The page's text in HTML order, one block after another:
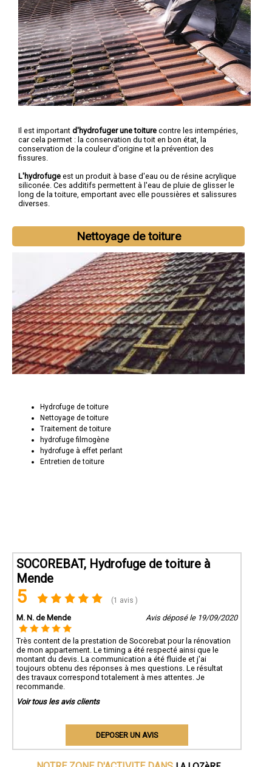
Il est important d'hydrofuger une toiture contre les intempéries,
car cela permet : la conservation du toit en bon état, la
conservation de la couleur d'origine et la prévention des
fissures.
L'hydrofuge est un produit à base d'eau ou de résine acrylique
siliconée. Ces additifs permettent à l'eau de pluie de glisser le
long de la toiture, emportant avec elle poussières et salissures
diverses.
Nettoyage de toiture
Hydrofuge de toiture
Nettoyage de toiture
Traitement de toiture
hydrofuge filmogène
hydrofuge à effet perlant
Entretien de toiture
SOCOREBAT, Hydrofuge de toiture à
Mende
5 (1 avis )
M. N. de Mende Avis déposé le 19/09/2020
Très content de la prestation de Socorebat pour la rénovation
de mon appartement. Le timing a été respecté ainsi que le
montant du devis. La communication a été fluide et j'ai
toujours obtenu des réponses à mes questions. Le résultat
des travaux correspond totalement à mes attentes. Je
recommande.
Voir tous les avis clients
DEPOSER UN AVIS